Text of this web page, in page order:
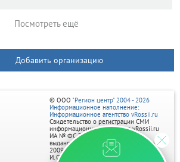
Посмотреть ещё
Добавить организацию
© ООО "Регион центр" 2004 - 2026
Информационное наполнение:
Информационное агентство vRossii.ru
Свидетельство о регистрации СМИ
информационного агентства vRossii.ru
ИА № ФС 77‑35502
выдано РОСКОМНАДЗОРом 04 марта
2009г.
И. О. Главного редактора Нарыков А. Н.